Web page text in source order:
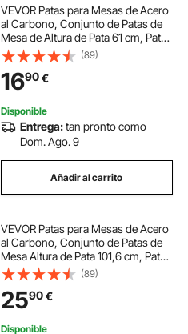
VEVOR Patas para Mesas de Acero
al Carbono, Conjunto de Patas de
Mesa de Altura de Pata 61 cm, Patas
para Muebles con 4 Pies de Goma,
Patas de Mesa con Capacidad de
Carga 100 kg para Mesas Auxiliares
(89)
1690€
Disponible
Entrega:tan pronto como
Dom. Ago. 9
Añadir al carrito
VEVOR Patas para Mesas de Acero
al Carbono, Conjunto de Patas de
Mesa Altura de Pata 101,6 cm, Patas
para Muebles con 4 Pies de Goma,
Patas de Mesa con Capacidad de
Carga 200 kg para Mesas
Auxiliares
(89)
2590€
Disponible